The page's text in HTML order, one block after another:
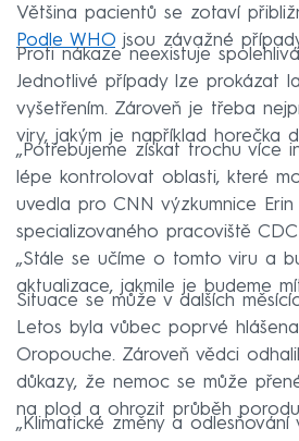
Většina pacientů se zotaví
Podle WHO jsou závažné
Proti nákaze neexistuje
Jednotlivé případy lze prokázat
vyšetřením. Zároveň je třeba
viry, jakým je například horečka
„Potřebujeme získat trochu více
lépe kontrolovat oblasti, které
uvedla pro CNN výzkumnice
specializovaného pracoviště
„Stále se učíme o tomto viru a
aktualizace, jakmile je budeme
Situace se může v dalších
Letos byla vůbec poprvé
Oropouche. Zároveň vědci
důkazy, že nemoc se může
na plod a ohrozit průběh
„Klimatické změny a odlesňování